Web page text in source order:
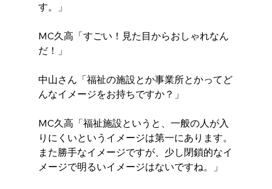
す。」
MC久高「すごい！見た目からおしゃれなん
だ！」
中山さん「福祉の施設とか事業所とかってど
んなイメージをお持ちですか？」
MC久高「福祉施設というと、一般の人が入
りにくいというイメージは第一にあります。
また勝手なイメージですが、少し閉鎖的なイ
メージで明るいイメージはないですね。」